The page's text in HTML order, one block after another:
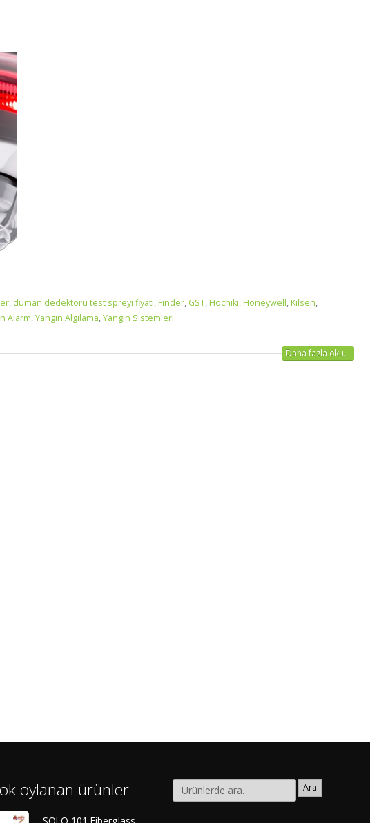
, duman dedektörü test spreyi fiyatı,Finder, GST,Hochiki,Honeywell,Kilsen,
Alarm,Yangın Algılama,Yangın Sistemleri
Daha fazla oku...
oylanan ürünler Ara